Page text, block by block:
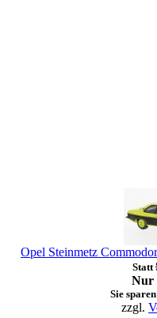
Opel Steinmetz
Statt
Nur
Sie
zzgl.